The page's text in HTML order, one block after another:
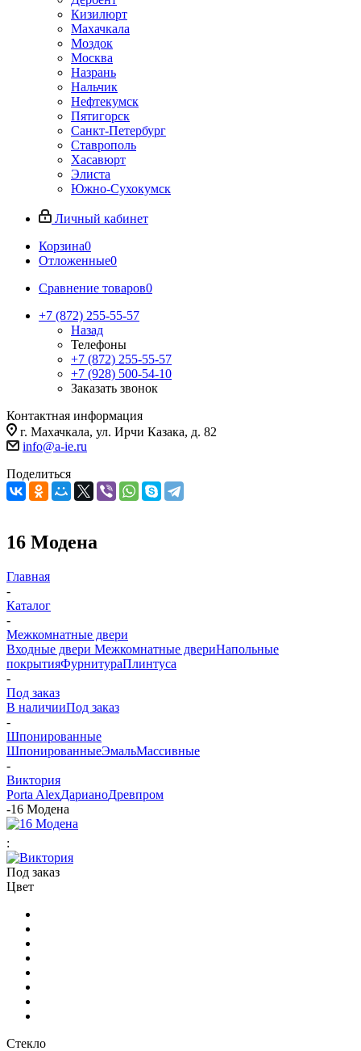
Кизилюрт
Махачкала
Моздок
Москва
Назрань
Нальчик
Нефтекумск
Пятигорск
Санкт-Петербург
Ставрополь
Хасавюрт
Элиста
Южно-Сухокумск
Личный кабинет
Корзина0
Отложенные0
Сравнение товаров0
+7 (872) 255-55-57
Назад
Телефоны
+7 (872) 255-55-57
+7 (928) 500-54-10
Заказать звонок
Контактная информация
г. Махачкала, ул. Ирчи Казака, д. 82
info@a-ie.ru
Поделиться
16 Модена
Главная
-
Каталог
-
Межкомнатные двери
Входные двери Межкомнатные двериНапольные
покрытияФурнитураПлинтуса
-
Под заказ
В наличииПод заказ
-
Шпонированные
ШпонированныеЭмальМассивные
-
Виктория
Porta AlexДарианоДревпром
-16 Модена
:
Под заказ
Цвет
Стекло